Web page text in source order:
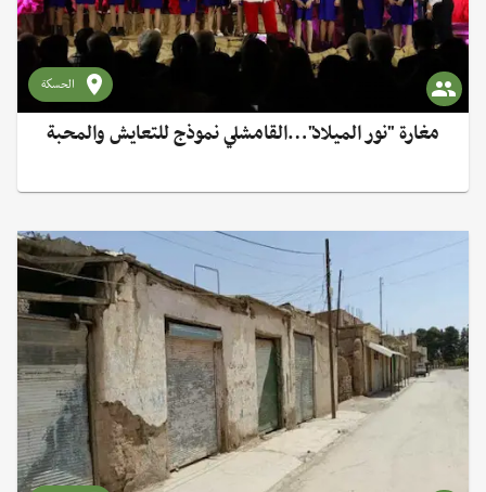
الحسكة
مغارة "نور الميلاد"…القامشلي نموذج للتعايش والمحبة